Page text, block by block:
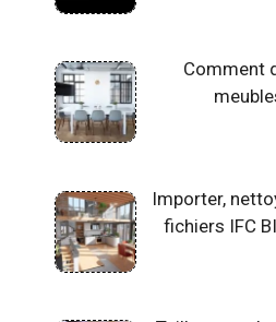
Comment
Importer,
fichiers IFC